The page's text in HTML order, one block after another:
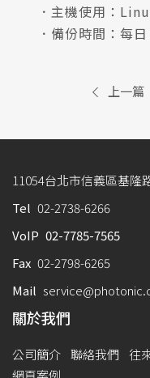
．主機使用：
．備份時間：每
上一篇
11054台北市信義區基隆
Tel 02-2738-6266
VoIP 02-7785-7565
Fax 02-2798-6265
Mail
關於我們
公司簡介 聯絡我們 往